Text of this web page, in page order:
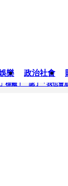
樂 政治社會